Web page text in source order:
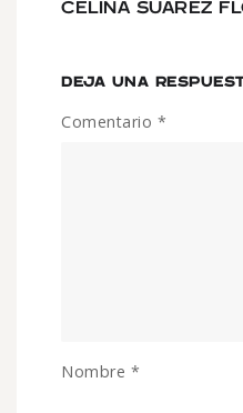
CELINA SUÁREZ
DEJA UNA
Comentario *
Nombre *